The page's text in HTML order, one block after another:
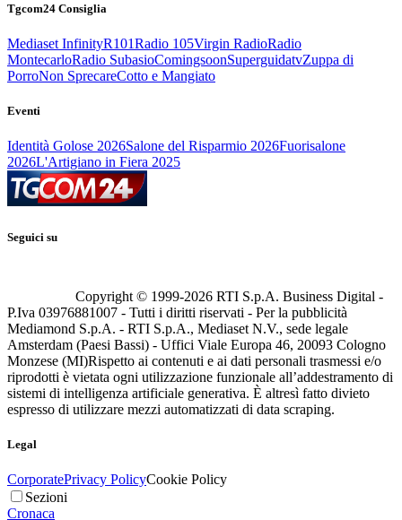
Tgcom24 Consiglia
Mediaset InfinityR101Radio 105Virgin RadioRadio
MontecarloRadio SubasioComingsoonSuperguidatvZuppa di
PorroNon SprecareCotto e Mangiato
Eventi
Identità Golose 2026Salone del Risparmio 2026Fuorisalone
2026L'Artigiano in Fiera 2025
Seguici su
Copyright © 1999-2026 RTI S.p.A. Business Digital -
P.Iva 03976881007 - Tutti i diritti riservati - Per la pubblicità
Mediamond S.p.A. - RTI S.p.A., Mediaset N.V., sede legale
Amsterdam (Paesi Bassi) - Uffici Viale Europa 46, 20093 Cologno
Monzese (MI)Rispetto ai contenuti e ai dati personali trasmessi e/o
riprodotti è vietata ogni utilizzazione funzionale all’addestramento di
sistemi di intelligenza artificiale generativa. È altresì fatto divieto
espresso di utilizzare mezzi automatizzati di data scraping.
Legal
CorporatePrivacy PolicyCookie Policy
Sezioni
Cronaca